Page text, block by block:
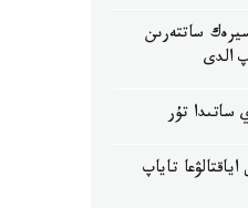
ساتتەرىن
الدى
ساتىدا تۇر
تاياپ